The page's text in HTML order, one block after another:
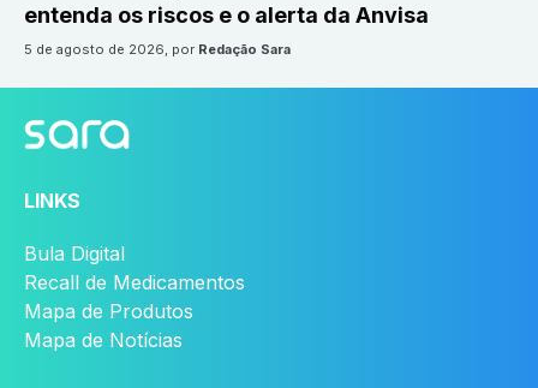
entenda os riscos e o alerta da Anvisa
5 de agosto de 2026, por Redação Sara
LINKS
Bula Digital
Recall de Medicamentos
Mapa de Produtos
Mapa de Notícias